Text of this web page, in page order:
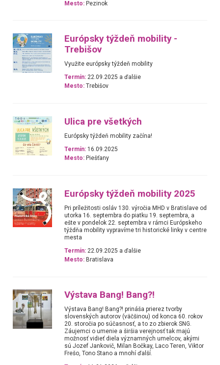
Mesto: Pezinok
Európsky týždeň mobility -
Trebišov
Využite európsky týždeň mobility
Termín: 22.09.2025 a ďalšie
Mesto: Trebišov
Ulica pre všetkých
Európsky týždeň mobility začína!
Termín: 16.09.2025
Mesto: Piešťany
Európsky týždeň mobility 2025
Pri príležitosti osláv 130. výročia MHD v Bratislave od
utorka 16. septembra do piatku 19. septembra, a
ešte v pondelok 22. septembra v rámci Európskeho
týždňa mobility vypravíme tri historické linky v centre
mesta
Termín: 22.09.2025 a ďalšie
Mesto: Bratislava
Výstava Bang! Bang?!
Výstava Bang! Bang?! prináša prierez tvorby
slovenských autorov (väčšinou) od konca 60. rokov
20. storočia po súčasnosť, a to zo zbierok SNG.
Záujemci o umenie a širšia verejnosť tak majú
možnosť vidieť diela významných umelcov, akými
sú Jozef Jankovič, Milan Bočkay, Laco Teren, Viktor
Frešo, Tono Stano a mnohí ďalší.